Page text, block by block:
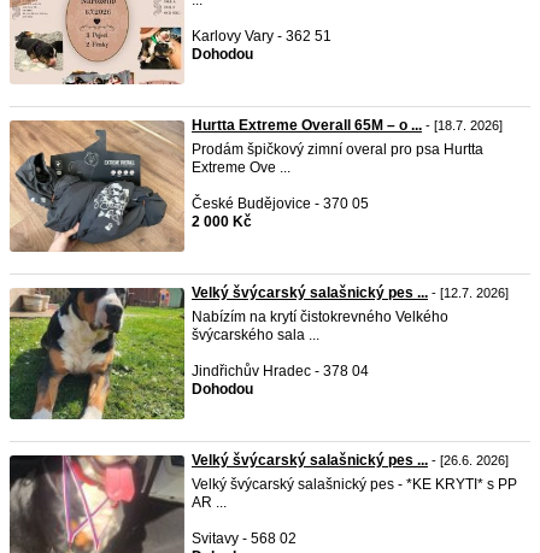
Karlovy Vary - 362 51
Dohodou
Hurtta Extreme Overall 65M – o ... - [18.7. 2026]
Prodám špičkový zimní overal pro psa Hurtta
Extreme Ove ...
České Budějovice - 370 05
2 000 Kč
Velký švýcarský salašnický pes ... - [12.7. 2026]
Nabízím na krytí čistokrevného Velkého
švýcarského sala ...
Jindřichův Hradec - 378 04
Dohodou
Velký švýcarský salašnický pes ... - [26.6. 2026]
Velký švýcarský salašnický pes - *KE KRYTI* s PP
AR ...
Svitavy - 568 02